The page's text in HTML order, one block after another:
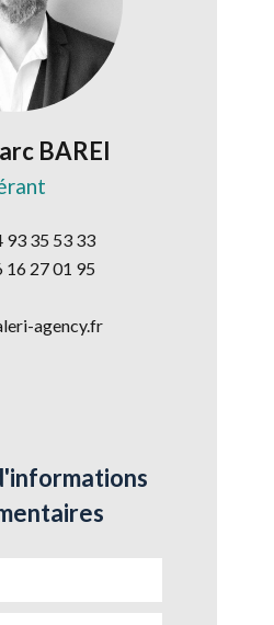
BAREI
93 35 53 33
16 27 01 95
agency.fr